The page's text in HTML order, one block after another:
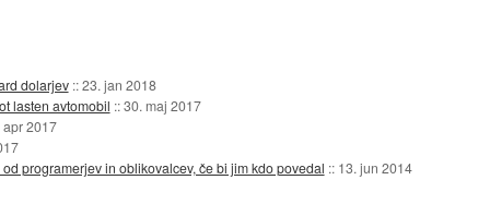
dolarjev ::23. jan 2018
lasten avtomobil ::30. maj 2017
apr 2017
programerjev in oblikovalcev, če bi jim kdo povedal :: 13. jun 2014